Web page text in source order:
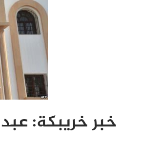
خبر خريبكة: عبد